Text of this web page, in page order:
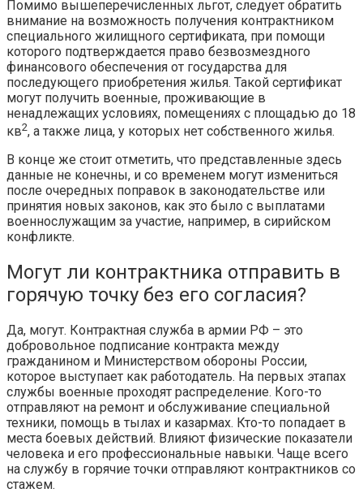
Помимо вышеперечисленных льгот, следует обратить
внимание на возможность получения контрактником
специального жилищного сертификата, при помощи
которого подтверждается право безвозмездного
финансового обеспечения от государства для
последующего приобретения жилья. Такой сертификат
могут получить военные, проживающие в
ненадлежащих условиях, помещениях с площадью до 18
кв2, а также лица, у которых нет собственного жилья.
В конце же стоит отметить, что представленные здесь
данные не конечны, и со временем могут измениться
после очередных поправок в законодательстве или
принятия новых законов, как это было с выплатами
военнослужащим за участие, например, в сирийском
конфликте.
Могут ли контрактника отправить в
горячую точку без его согласия?
Да, могут. Контрактная служба в армии РФ – это
добровольное подписание контракта между
гражданином и Министерством обороны России,
которое выступает как работодатель. На первых этапах
службы военные проходят распределение. Кого-то
отправляют на ремонт и обслуживание специальной
техники, помощь в тылах и казармах. Кто-то попадает в
места боевых действий. Влияют физические показатели
человека и его профессиональные навыки. Чаще всего
на службу в горячие точки отправляют контрактников со
стажем.